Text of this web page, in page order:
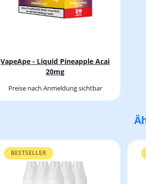
VapeApe - Liquid Pineapple Acai
20mg
Preise nach Anmeldung sichtbar
BESTSELLER